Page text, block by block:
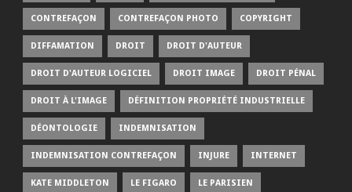
CONTREFAÇON CONTREFAÇON PHOTO COPYRIGHT
DIFFAMATION DROIT DROIT D'AUTEUR
DROIT D'AUTEUR LOGICIEL DROIT IMAGE DROIT PÉNAL
DROIT À L'IMAGE DÉFINITION PROPRIÉTÉ INDUSTRIELLE
DÉONTOLOGIE INDEMNISATION
INDEMNISATION CONTREFAÇON INJURE INTERNET
KATE MIDDLETON LE FIGARO LE PARISIEN